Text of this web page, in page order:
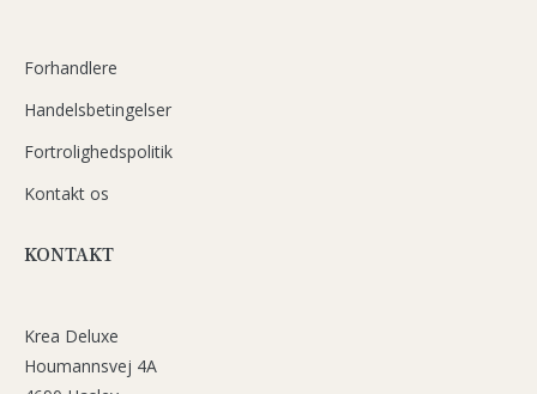
Forhandlere
Handelsbetingelser
Fortrolighedspolitik
Kontakt os
KONTAKT
Krea Deluxe
Houmannsvej 4A